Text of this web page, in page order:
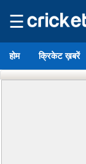
☰
होम क्रिकेट ख़बरें